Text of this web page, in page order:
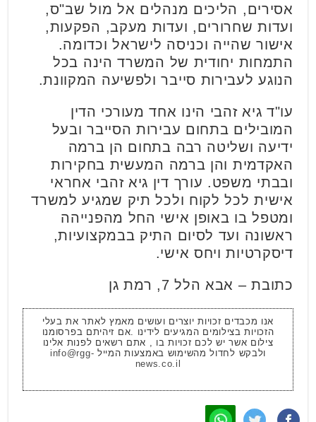
אסירים, הליכים מנהלים אל מול שב"ס,
ועדות שחרורים, ועדות מעקב, הפקעות,
אישור שהייה וכניסה לישראל וכדומה.
התמחות יחודית של המשרד הינה בכל
הנוגע לעבירות סייבר ולפשיעה המקוונת.
עו"ד גיא זהבי הינו אחד מעורכי הדין
המובילים בתחום עבירות הסייבר ובעל
ידיעה ושליטה רבה בתחום הן ברמה
האקדמית והן ברמה המעשית בחקירות
ובבתי משפט. עורך דין גיא זהבי אחראי
אישית לכל לקוח ולכל תיק שמגיע למשרד
ומטפל בו באופן אישי החל מהפנייהה
ראשונה ועד לסיום התיק בבמקצועיות,
דיסקרטיות ויחס אישי.
כתובת – אבא הלל 7, רמת גן
אנו מכבדים זכויות יוצרים ועושים מאמץ לאתר את בעלי
הזכויות בצילומים המגיעים לידינו .אם זיהיתם בפרסומנו
צילום אשר יש לכם זכויות בו , אתם רשאים לפנות אלינו
ולבקש לחדול מהשימוש באמצעות המייל info@rgg-
news.co.il